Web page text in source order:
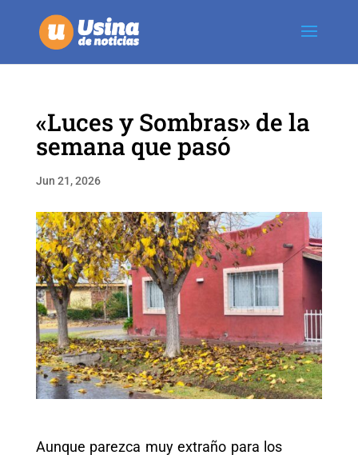
«Luces y Sombras» de la
semana que pasó
Jun 21, 2026
Aunque parezca muy extraño para los